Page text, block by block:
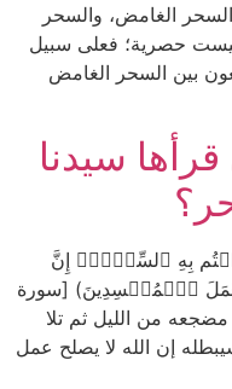
السحر الغامض، والسحر
ليست حصرية؛ فعلى سبيل
بين السحر الغامض
سيدنا
بِهِ ٱلسِّحۡرُۖ إِنَّ
عَمَلَ ٱلۡمُفۡسِدِینَ) [سورة
من الليل ثم تلا
إن الله لا يصلح عمل